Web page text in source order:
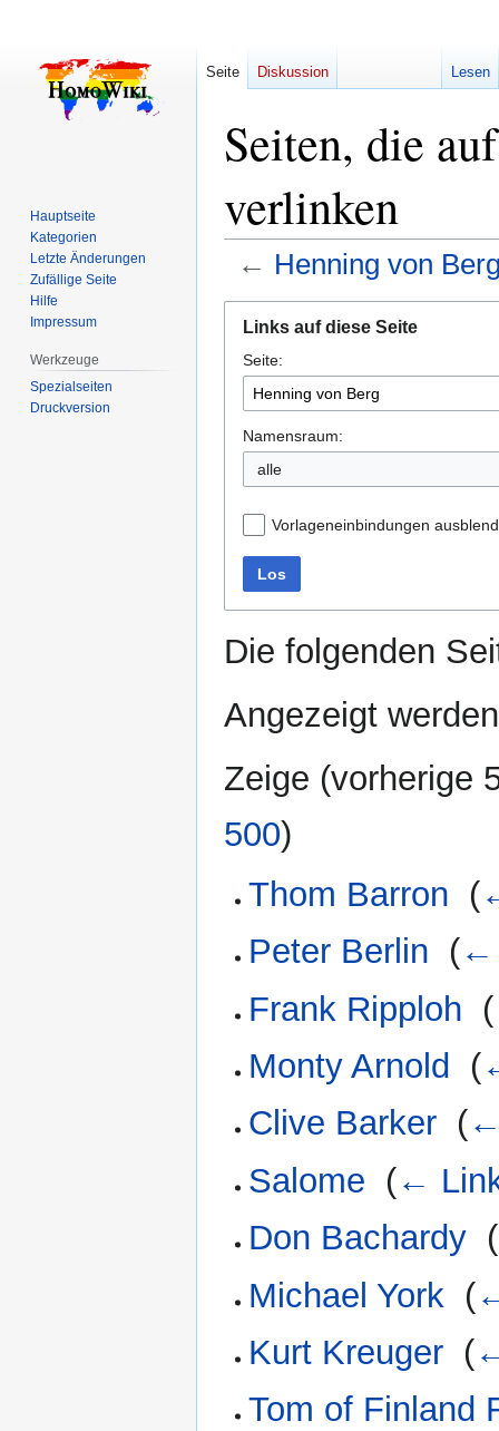
Seiten, die
verlinken
← Henning von
Navigation
springen
Suche
springen
Links auf diese Seite
Seite:
Namensraum:
alle
Vorlageneinbindungen
Los
Die folgenden
Angezeigt
Zeige (vorherige
500)
Thom Barron (
Peter Berlin (←
Frank Ripploh (
Monty Arnold
(
Clive Barker (
Salome (←
Don Bachardy (
Michael York (
Kurt Kreuger (
Tom of Finland
Seite Diskussion Lesen
Hauptseite
Kategorien
Letzte Änderungen
Zufällige Seite
Hilfe
Impressum
Werkzeuge
Spezialseiten
Druckversion